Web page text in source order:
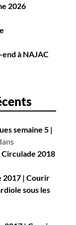
2026
à NAJAC
semaine 5 |
2018
2017 | Courir
sous les